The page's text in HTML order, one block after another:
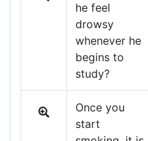
he feel
drowsy
whenever he
begins to
study?
Once you
start